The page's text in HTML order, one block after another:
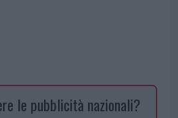
le pubblicità nazionali?